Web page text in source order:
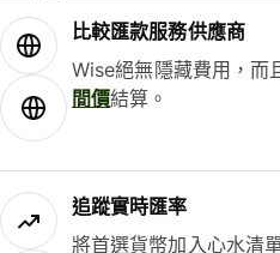
比較匯款服務供應商
Wise絕無隱藏費用，而
間價結算。
追蹤實時匯率
將首選貨幣加入心水清